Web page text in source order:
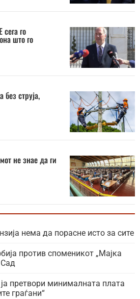
го
што го
струја,
не знае да ги
нема да порасне исто за сите
против споменикот „Мајка
претвори минималната плата
граѓани“